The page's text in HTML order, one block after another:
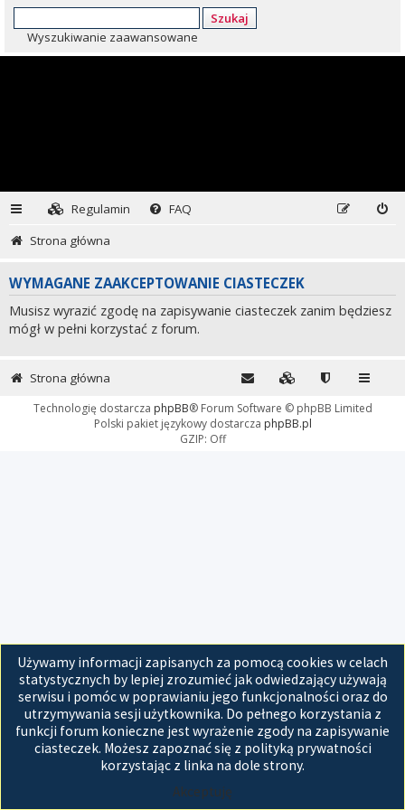
Szukaj
Wyszukiwanie zaawansowane
Regulamin
FAQ
Strona główna
WYMAGANE ZAAKCEPTOWANIE CIASTECZEK
Musisz wyrazić zgodę na zapisywanie ciasteczek zanim będziesz
mógł w pełni korzystać z forum.
Używamy informacji zapisanych za pomocą cookies w celach
statystycznych by lepiej zrozumieć jak odwiedzający używają
serwisu i pomóc w poprawianiu jego funkcjonalności oraz do
utrzymywania sesji użytkownika. Do pełnego korzystania z
funkcji forum konieczne jest wyrażenie zgody na zapisywanie
ciasteczek. Możesz zapoznać się z polityką prywatności
korzystając z linka na dole strony.
Akceptuję
Strona główna
Technologię dostarcza phpBB® Forum Software © phpBB Limited
Polski pakiet językowy dostarcza phpBB.pl
GZIP: Off